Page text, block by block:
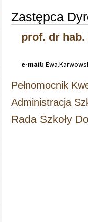
Zastępca
prof. dr
e-mail: Ewa.
Pełnomocnik
Administracja
Rada Szkoły